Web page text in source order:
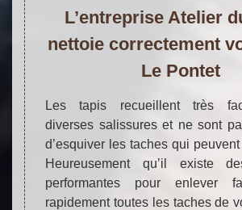
L’entreprise Atelier
nettoie correctement
Le Pontet
Les tapis recueillent très
diverses salissures et ne sont
d’esquiver les taches qui
Heureusement qu’il existe
performantes pour enlever
rapidement toutes les taches de